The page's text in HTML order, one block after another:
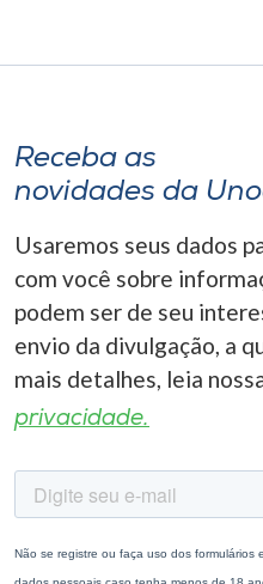
Receba as
novidades da
Usaremos seus dados
com você sobre
podem ser de seu
envio da divulgação, a
mais detalhes, leia
privacidade.